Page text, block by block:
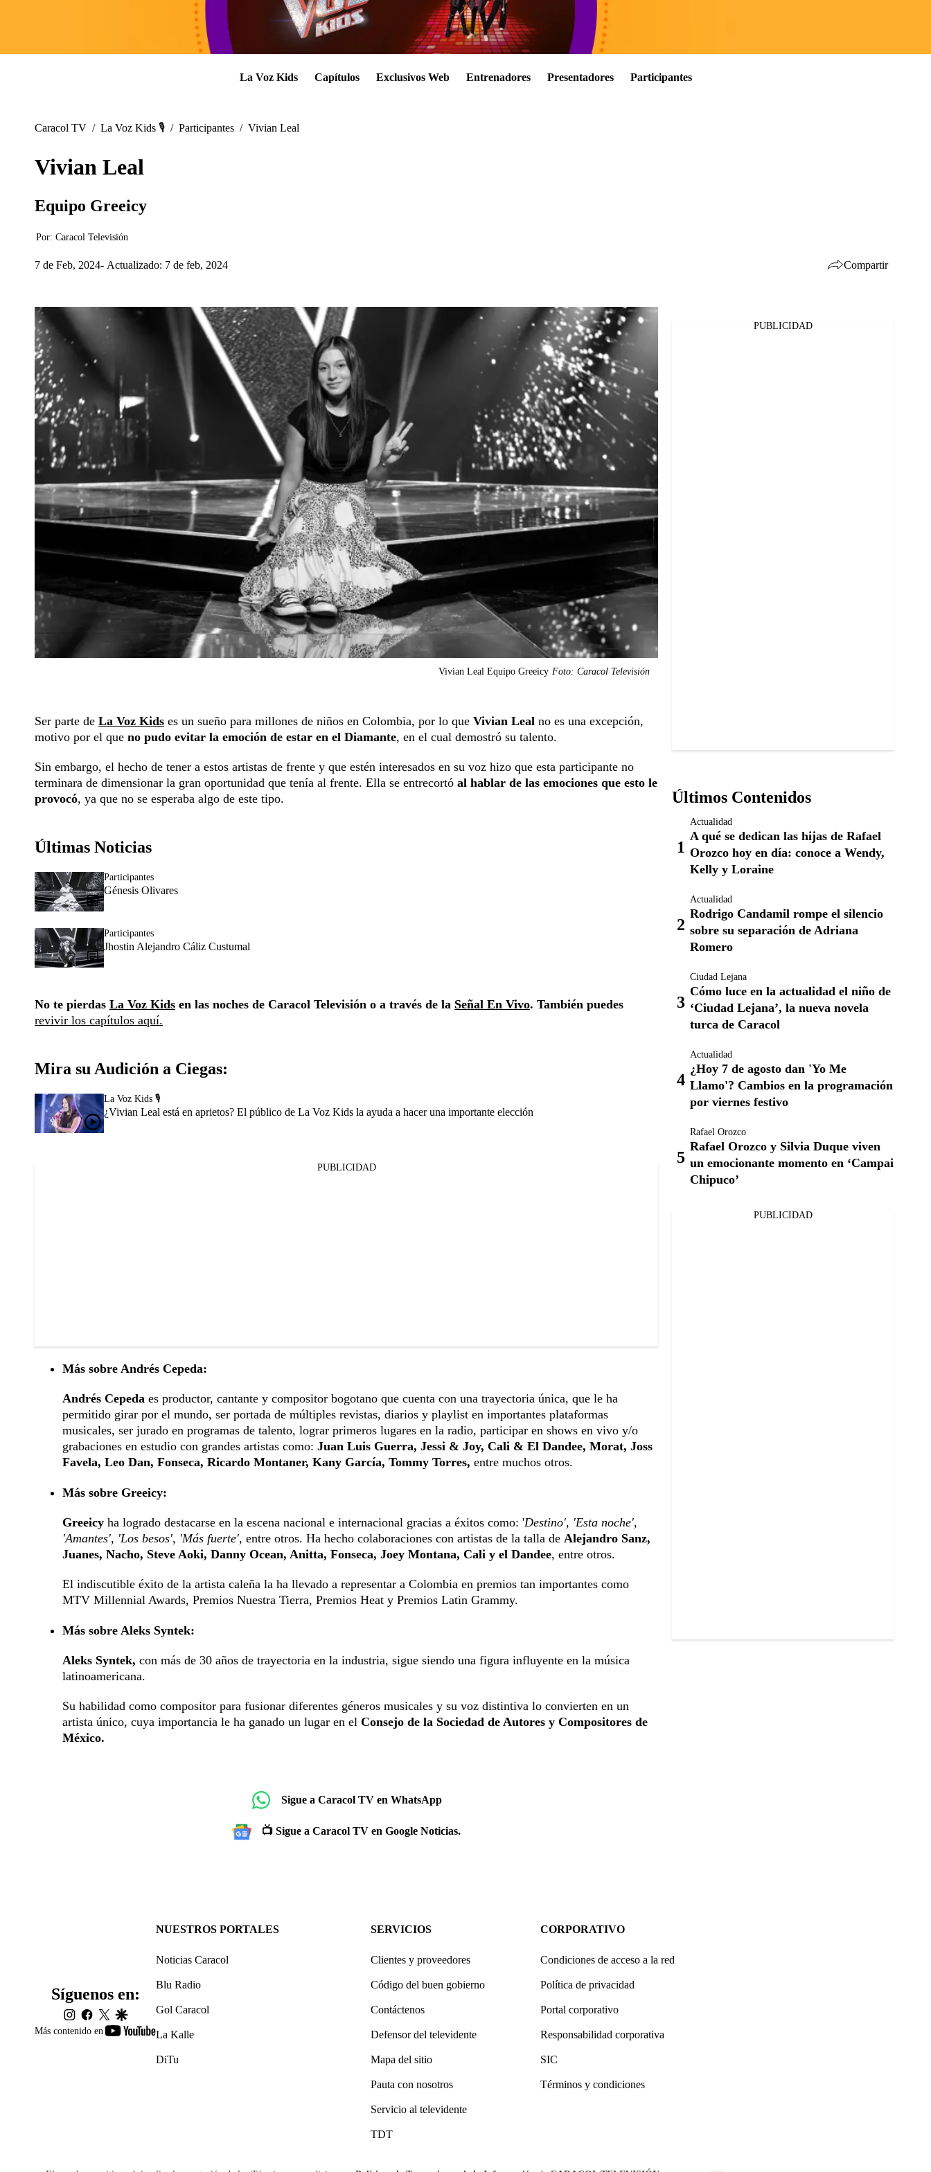
La Voz Kids Capítulos Exclusivos Web Entrenadores Presentadores Participantes
Caracol TV / La Voz Kids 🎙️ / Participantes / Vivian Leal
Vivian Leal
Equipo Greeicy
Por: Caracol Televisión
7 de Feb, 2024 Actualizado: 7 de feb, 2024 Compartir
Vivian Leal Equipo Greeicy Foto: Caracol Televisión
Ser parte de La Voz Kids es un sueño para millones de niños en Colombia, por lo que Vivian Leal no es una excepción,
motivo por el que no pudo evitar la emoción de estar en el Diamante, en el cual demostró su talento.
Sin embargo, el hecho de tener a estos artistas de frente y que estén interesados en su voz hizo que esta participante no
terminara de dimensionar la gran oportunidad que tenía al frente. Ella se entrecortó al hablar de las emociones que esto le
provocó, ya que no se esperaba algo de este tipo.
Últimas Noticias
Participantes
Génesis Olivares
Participantes
Jhostin Alejandro Cáliz Custumal
No te pierdas La Voz Kids en las noches de Caracol Televisión o a través de la Señal En Vivo. También puedes
revivir los capítulos aquí.
Mira su Audición a Ciegas:
La Voz Kids 🎙️
¿Vivian Leal está en aprietos? El público de La Voz Kids la ayuda a hacer una importante elección
PUBLICIDAD
Más sobre Andrés Cepeda:
Andrés Cepeda es productor, cantante y compositor bogotano que cuenta con una trayectoria única, que le ha
permitido girar por el mundo, ser portada de múltiples revistas, diarios y playlist en importantes plataformas
musicales, ser jurado en programas de talento, lograr primeros lugares en la radio, participar en shows en vivo y/o
grabaciones en estudio con grandes artistas como: Juan Luis Guerra, Jessi & Joy, Cali & El Dandee, Morat, Joss
Favela, Leo Dan, Fonseca, Ricardo Montaner, Kany García, Tommy Torres, entre muchos otros.
Más sobre Greeicy:
Greeicy ha logrado destacarse en la escena nacional e internacional gracias a éxitos como: 'Destino', 'Esta noche',
'Amantes', 'Los besos', 'Más fuerte', entre otros. Ha hecho colaboraciones con artistas de la talla de Alejandro Sanz,
Juanes, Nacho, Steve Aoki, Danny Ocean, Anitta, Fonseca, Joey Montana, Cali y el Dandee, entre otros.
El indiscutible éxito de la artista caleña la ha llevado a representar a Colombia en premios tan importantes como
MTV Millennial Awards, Premios Nuestra Tierra, Premios Heat y Premios Latin Grammy.
Más sobre Aleks Syntek:
Aleks Syntek, con más de 30 años de trayectoria en la industria, sigue siendo una figura influyente en la música
latinoamericana.
Su habilidad como compositor para fusionar diferentes géneros musicales y su voz distintiva lo convierten en un
artista único, cuya importancia le ha ganado un lugar en el Consejo de la Sociedad de Autores y Compositores de
México.
Sigue a Caracol TV en WhatsApp
📺 Sigue a Caracol TV en Google Noticias.
PUBLICIDAD
Últimos Contenidos
Actualidad
A qué se dedican las hijas de Rafael
Orozco hoy en día: conoce a Wendy,
Kelly y Loraine
Actualidad
Rodrigo Candamil rompe el silencio
sobre su separación de Adriana
Romero
Ciudad Lejana
Cómo luce en la actualidad el niño de
‘Ciudad Lejana’, la nueva novela
turca de Caracol
Actualidad
¿Hoy 7 de agosto dan 'Yo Me
Llamo'? Cambios en la programación
por viernes festivo
Rafael Orozco
Rafael Orozco y Silvia Duque viven
un emocionante momento en ‘Campai
Chipuco’
PUBLICIDAD
Más contenido en
youtube-
Síguenos en:
instagram
facebook
twittergoogle
NUESTROS PORTALES
Noticias Caracol
Blu Radio
Gol Caracol
La Kalle
DiTu
SERVICIOS
Clientes y proveedores
Código del buen gobierno
Contáctenos
Defensor del televidente
Mapa del sitio
Pauta con nosotros
Servicio al televidente
TDT
CORPORATIVO
Condiciones de acceso a la red
Política de privacidad
Portal corporativo
Responsabilidad corporativa
SIC
Términos y condiciones